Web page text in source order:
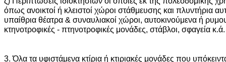
όπως ανοικτοί ή κλειστοί χώροι στάθμευσης και πλυντήρια
υπαίθρια θέατρα & συναυλιακοί χώροι, αυτοκινούμενα ή
κτηνοτροφικές - πτηνοτροφικές μονάδες, στάβλοι, σφαγεία κ.ά.
3. Όλα τα υφιστάμενα κτίρια ή κτιριακές μονάδες που